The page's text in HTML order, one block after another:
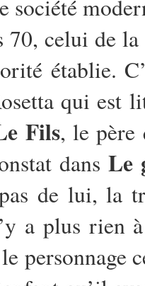
société
70, celui de
établie.
qui est
Fils, le
dans Le
de lui, la
a plus rien
personnage